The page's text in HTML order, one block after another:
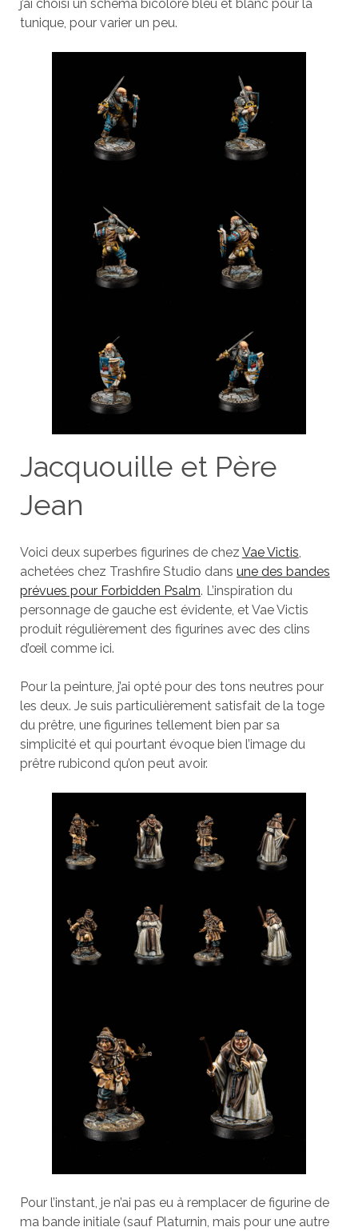
j’ai choisi un schéma bicolore bleu et blanc pour la
tunique, pour varier un peu.
Jacquouille et Père
Jean
Voici deux superbes figurines de chez Vae Victis,
achetées chez Trashfire Studio dans une des bandes
prévues pour Forbidden Psalm. L’inspiration du
personnage de gauche est évidente, et Vae Victis
produit régulièrement des figurines avec des clins
d’œil comme ici.
Pour la peinture, j’ai opté pour des tons neutres pour
les deux. Je suis particulièrement satisfait de la toge
du prêtre, une figurines tellement bien par sa
simplicité et qui pourtant évoque bien l’image du
prêtre rubicond qu’on peut avoir.
Pour l’instant, je n’ai pas eu à remplacer de figurine de
ma bande initiale (sauf Platurnin, mais pour une autre